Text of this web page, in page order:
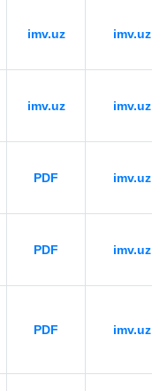
imv.uz imv.uz
imv.uz imv.uz
PDF imv.uz
PDF imv.uz
PDF imv.uz